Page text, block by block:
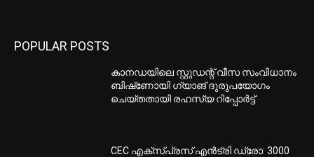
POPULAR POSTS
കാനഡയിലെ സ്റ്റുഡന്റ് വീസ സംവിധാനം
ബിഷ്‌ണോയി ഗ്യാങ് ദുരുപയോഗം
ചെയ്തതായി രഹസ്യ റിപ്പോർട്ട്
CEC എക്‌സ്പ്രസ് എന്‍ട്രി ഡ്രോ: 3000